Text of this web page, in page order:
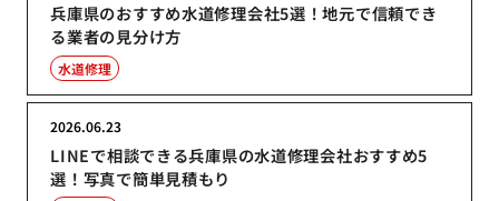
兵庫県のおすすめ水道修理会社5選！地元で信頼でき
る業者の見分け方
水道修理
LINEで相談できる兵庫県の水道修理会社おすすめ5
選！写真で簡単見積もり
2026.06.23